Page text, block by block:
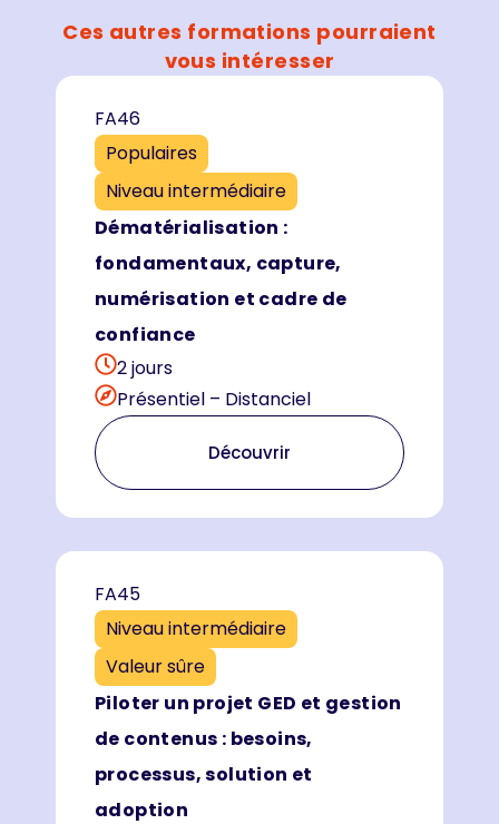
Ces autres formations pourraient
vous intéresser
FA46
Populaires
Niveau intermédiaire
Dématérialisation :
fondamentaux, capture,
numérisation et cadre de
confiance
2 jours
Présentiel – Distanciel
Découvrir
FA45
Niveau intermédiaire
Valeur sûre
Piloter un projet GED et gestion
de contenus : besoins,
processus, solution et
adoption